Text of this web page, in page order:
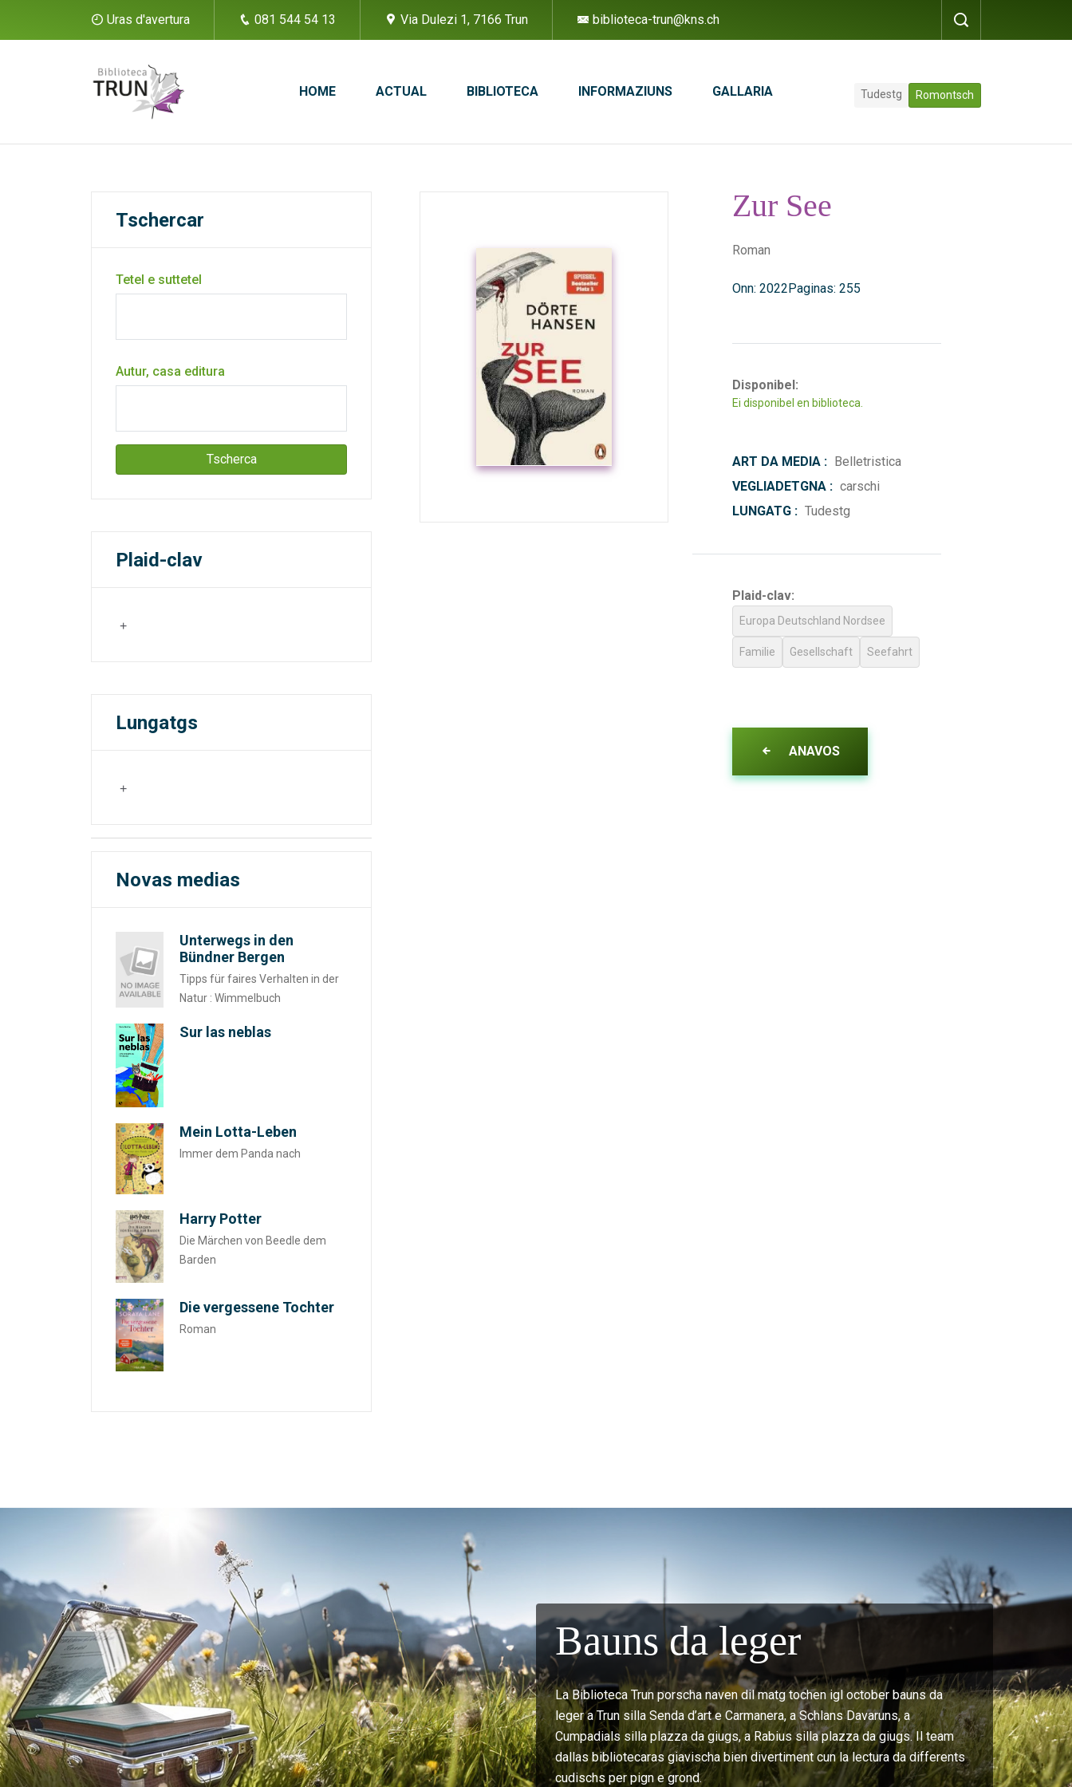
Uras d'avertura 081 544 54 13 Via Dulezi 1, 7166 Trun biblioteca-trun@kns.ch
HOME ACTUAL BIBLIOTECA INFORMAZIUNS GALLARIA Tudestg Romontsch
Tschercar
Tetel e suttetel
Autur, casa editura
Tscherca
Plaid-clav
Lungatgs
Novas medias
Unterwegs in den
Bündner Bergen
Tipps für faires Verhalten in der
Natur : Wimmelbuch
Sur las neblas
Mein Lotta-Leben
Immer dem Panda nach
Harry Potter
Die Märchen von Beedle dem
Barden
Die vergessene Tochter
Roman
Zur See
Roman
Onn: 2022Paginas: 255
Disponibel:
Ei disponibel en biblioteca.
ART DA MEDIA : Belletristica
VEGLIADETGNA : carschi
LUNGATG : Tudestg
Plaid-clav:
Europa Deutschland Nordsee
Familie Gesellschaft Seefahrt
ANAVOS
Bauns da leger
La Biblioteca Trun porscha naven dil matg tochen igl october bauns da
leger a Trun silla Senda d’art e Carmanera, a Schlans Davaruns, a
Cumpadials silla plazza da giugs, a Rabius silla plazza da giugs. Il team
dallas bibliotecaras giavischa bien divertiment cun la lectura da differents
cudischs per pign e grond.